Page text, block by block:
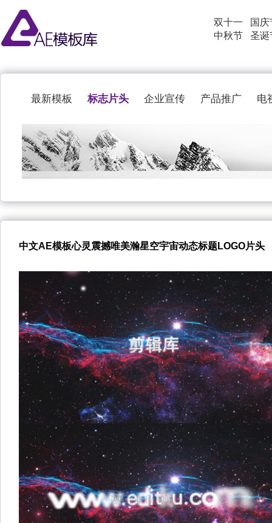
双十一
中秋节
国庆
圣诞
最新模板 标志片头 企业宣传 产品推广 电
中文AE模板心灵震撼唯美瀚星空宇宙动态标题LOGO片头